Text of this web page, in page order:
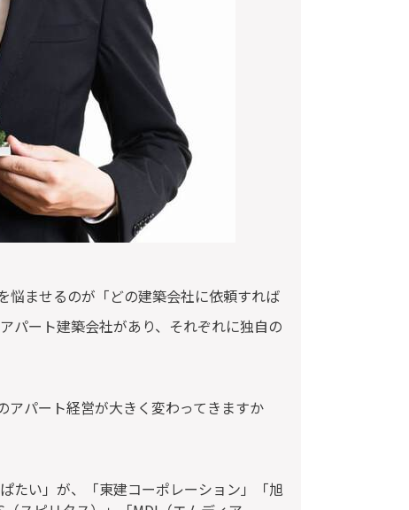
悩ませるのが「どの建築会社に依頼すれば
パート建築会社があり、それぞれに独自の
アパート経営が大きく変わってきますか
たい」が、「東建コーポレーション」「旭